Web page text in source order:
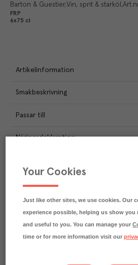
Barton & Guestier Vin, sprit & starköl
FRP
6x75 cl
Artikelinformation
Smakbeskrivning
Passar till
Näringsdeklaration
CO₂e/kg
Varje kilo av varan påverkar
Läs mer om hur vi beräknar
Your Cookies
Just like other sites, we use cookies. Our
experience possible, helping us show you
and useful to you. You can manage your
time or for more information visit our